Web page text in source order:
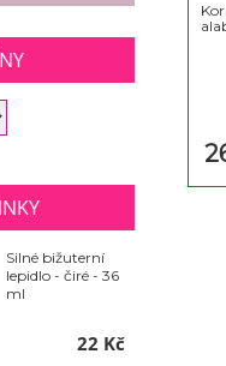
Silné bižuterní
lepidlo - čiré - 36
ml
22 Kč